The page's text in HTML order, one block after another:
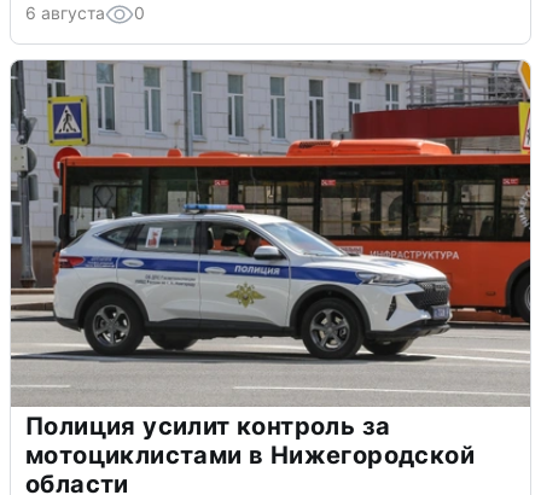
6 августа 0
Полиция усилит контроль за
мотоциклистами в Нижегородской
области